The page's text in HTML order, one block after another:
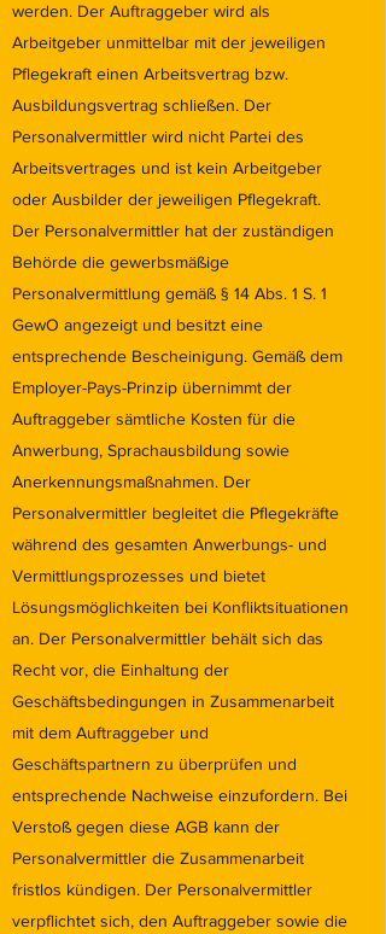
werden. Der Auftraggeber wird als
Arbeitgeber unmittelbar mit der jeweiligen
Pflegekraft einen Arbeitsvertrag bzw.
Ausbildungsvertrag schließen. Der
Personalvermittler wird nicht Partei des
Arbeitsvertrages und ist kein Arbeitgeber
oder Ausbilder der jeweiligen Pflegekraft.
Der Personalvermittler hat der zuständigen
Behörde die gewerbsmäßige
Personalvermittlung gemäß § 14 Abs. 1 S. 1
GewO angezeigt und besitzt eine
entsprechende Bescheinigung. Gemäß dem
Employer-Pays-Prinzip übernimmt der
Auftraggeber sämtliche Kosten für die
Anwerbung, Sprachausbildung sowie
Anerkennungsmaßnahmen. Der
Personalvermittler begleitet die Pflegekräfte
während des gesamten Anwerbungs- und
Vermittlungsprozesses und bietet
Lösungsmöglichkeiten bei Konfliktsituationen
an. Der Personalvermittler behält sich das
Recht vor, die Einhaltung der
Geschäftsbedingungen in Zusammenarbeit
mit dem Auftraggeber und
Geschäftspartnern zu überprüfen und
entsprechende Nachweise einzufordern. Bei
Verstoß gegen diese AGB kann der
Personalvermittler die Zusammenarbeit
fristlos kündigen. Der Personalvermittler
verpflichtet sich, den Auftraggeber sowie die